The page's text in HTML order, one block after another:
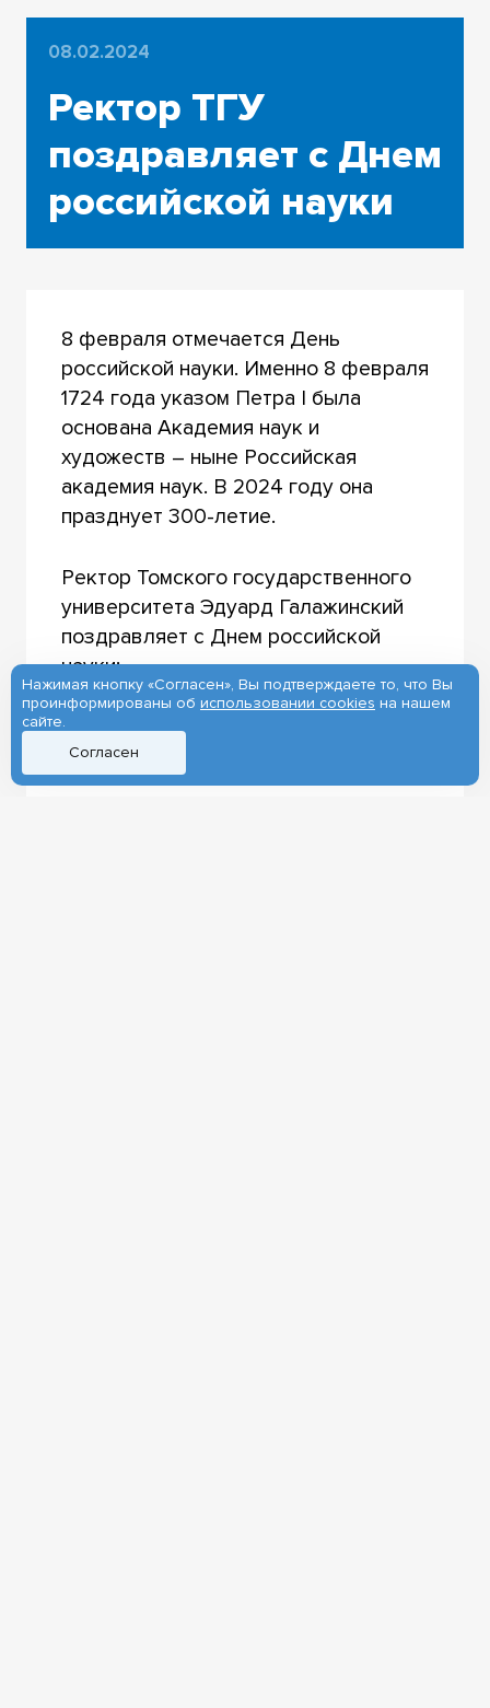
08.02.2024
Ректор ТГУ
поздравляет с Днем
российской науки
8 февраля отмечается День
российской науки. Именно 8 февраля
1724 года указом Петра I была
основана Академия наук и
художеств – ныне Российская
академия наук. В 2024 году она
празднует 300-летие.
Ректор Томского государственного
университета Эдуард Галажинский
поздравляет с Днем российской
науки:
Нажимая кнопку «Согласен», Вы подтверждаете то, что Вы
проинформированы об использовании cookies на нашем
сайте.
Согласен